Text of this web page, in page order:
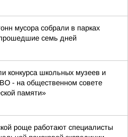
мусора собрали в парках
семь дней
конкурса школьных музеев и
- на общественном совете
памяти»
роще работают специалисты